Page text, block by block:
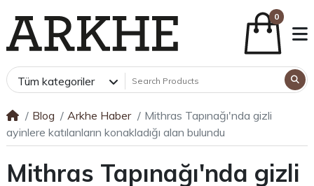
0
Tüm kategoriler
Blog Arkhe Haber
Mithras Tapınağı'nda gizli
ayinlere katılanların konakladığı alan bulundu
Mithras Tapınağı'nda gizli